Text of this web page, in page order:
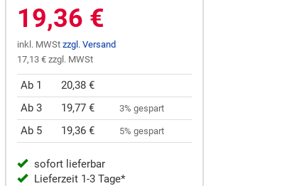
19,36 €
inkl. MWSt zzgl. Versand
17,13 € zzgl. MWSt
Ab 1
20,38 €
Ab 3
19,77 € 3% gespart
Ab 5 19,36 € 5% gespart
sofort lieferbar
Lieferzeit 1-3 Tage*